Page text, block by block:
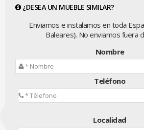
¿DESEA UN MUEBLE SIMILAR?
Enviamos e instalamos en toda
Baleares). No enviamos fuera
Nombre
Teléfono
Localidad